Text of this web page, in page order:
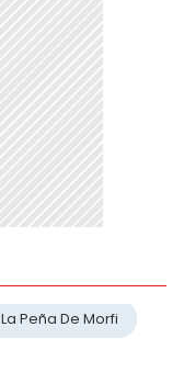
La Peña De Morfi